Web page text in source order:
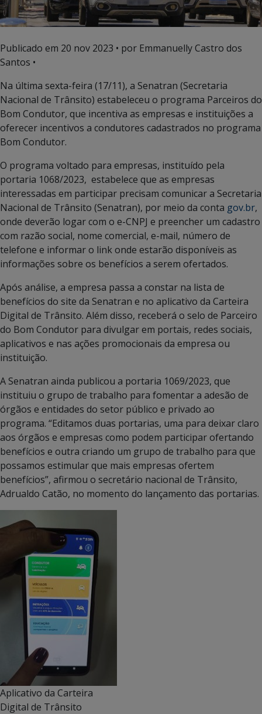
Publicado em 20 nov 2023 • por Emmanuelly Castro dos
Santos •
Na última sexta-feira (17/11), a Senatran (Secretaria
Nacional de Trânsito) estabeleceu o programa Parceiros do
Bom Condutor, que incentiva as empresas e instituições a
oferecer incentivos a condutores cadastrados no programa
Bom Condutor.
O programa voltado para empresas, instituído pela
portaria 1068/2023, estabelece que as empresas
interessadas em participar precisam comunicar a Secretaria
Nacional de Trânsito (Senatran), por meio da conta gov.br,
onde deverão logar com o e-CNPJ e preencher um cadastro
com razão social, nome comercial, e-mail, número de
telefone e informar o link onde estarão disponíveis as
informações sobre os benefícios a serem ofertados.
Após análise, a empresa passa a constar na lista de
benefícios do site da Senatran e no aplicativo da Carteira
Digital de Trânsito. Além disso, receberá o selo de Parceiro
do Bom Condutor para divulgar em portais, redes sociais,
aplicativos e nas ações promocionais da empresa ou
instituição.
A Senatran ainda publicou a portaria 1069/2023, que
instituiu o grupo de trabalho para fomentar a adesão de
órgãos e entidades do setor público e privado ao
programa. “Editamos duas portarias, uma para deixar claro
aos órgãos e empresas como podem participar ofertando
benefícios e outra criando um grupo de trabalho para que
possamos estimular que mais empresas ofertem
benefícios”, afirmou o secretário nacional de Trânsito,
Adrualdo Catão, no momento do lançamento das portarias.
Aplicativo da Carteira
Digital de Trânsito